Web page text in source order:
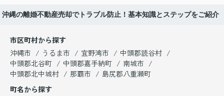
沖縄の離婚不動産売却でトラブル防止！基本知識とステップをご紹介
市区町村から探す
沖縄市
うるま市 宜野湾市
中頭郡読谷村
中頭郡北谷町
中頭郡嘉手納町
南城市
中頭郡北中城村
那覇市
島尻郡八重瀬町
町名から探す